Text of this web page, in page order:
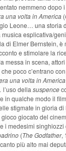
nemmeno dopo
una volta in America (
Leone… una storia
esplicativa/
di Elmer Bernstein, è
e stimolare la
messa in scena,
poco c’entrano
una volta in America
l’uso della suspence
in qualche modo il
stigmate in gloria di
giocato del
i medesimi
(The Godfather,
più alto mai